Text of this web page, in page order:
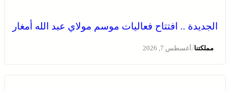
الجديدة .. افتتاح فعاليات موسم مولاي عبد الله أمغار
مملكتنا/أغسطس 7, 2026